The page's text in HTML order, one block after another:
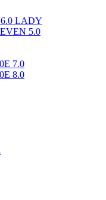
LADY
5.0
7.0
8.0